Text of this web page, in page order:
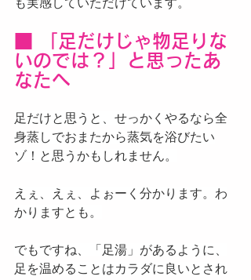
も実感していただけています。
■ 「足だけじゃ物足りな
いのでは？」と思ったあ
なたへ
足だけと思うと、せっかくやるなら全
身蒸しでおまたから蒸気を浴びたい
ゾ！と思うかもしれません。
えぇ、えぇ、よぉーく分かります。わ
かりますとも。
でもですね、「足湯」があるように、
足を温めることはカラダに良いとされ